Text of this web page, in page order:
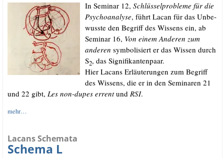
In Semi­nar 12,Schlüs­sel­pro­ble­me für die
Psy­cho­ana­ly­se, führt Lacan für das Unbe­
wuss­te den Begriff des Wis­sens ein, ab
Semi­nar 16, Von einem Ande­ren zum
ande­ren sym­bo­li­siert er das Wis­sen durch
S2, das Signifikantenpaar.
Hier Lacans Erläu­te­run­gen zum Begriff
des Wis­sens, die er in den Semi­na­ren 21
und 22 gibt, Les non-dupes errentund RSI.
mehr…
Lacans Schemata
Schema L